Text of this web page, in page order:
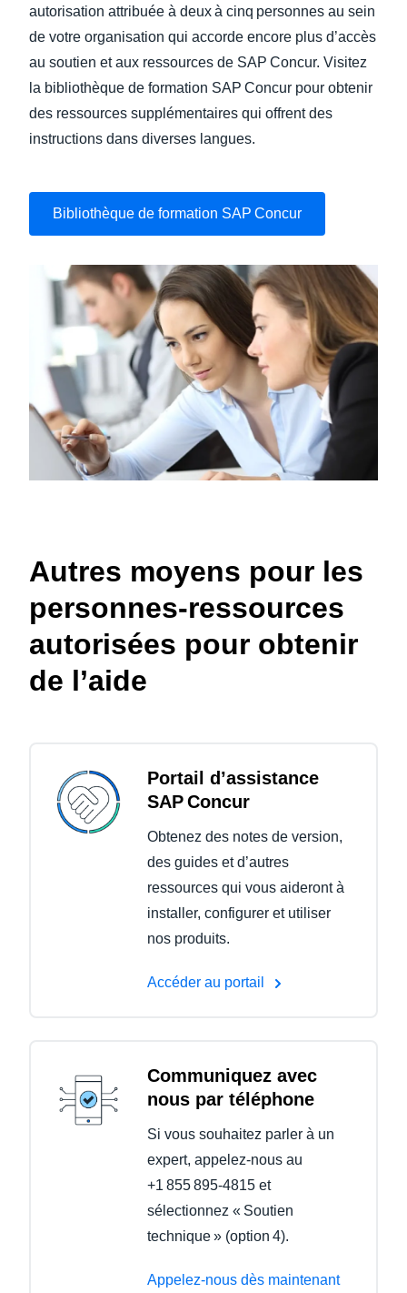
autorisation attribuée à deux à cinq personnes au sein
de votre organisation qui accorde encore plus d’accès
au soutien et aux ressources de SAP Concur. Visitez
la bibliothèque de formation SAP Concur pour obtenir
des ressources supplémentaires qui offrent des
instructions dans diverses langues.
Bibliothèque de formation SAP Concur
Autres moyens pour les
personnes-ressources
autorisées pour obtenir
de l’aide
Portail d’assistance
SAP Concur
Obtenez des notes de version,
des guides et d’autres
ressources qui vous aideront à
installer, configurer et utiliser
nos produits.
Accéder au portail
Communiquez avec
nous par téléphone
Si vous souhaitez parler à un
expert, appelez-nous au
+1 855 895-4815 et
sélectionnez « Soutien
technique » (option 4).
Appelez-nous dès maintenant